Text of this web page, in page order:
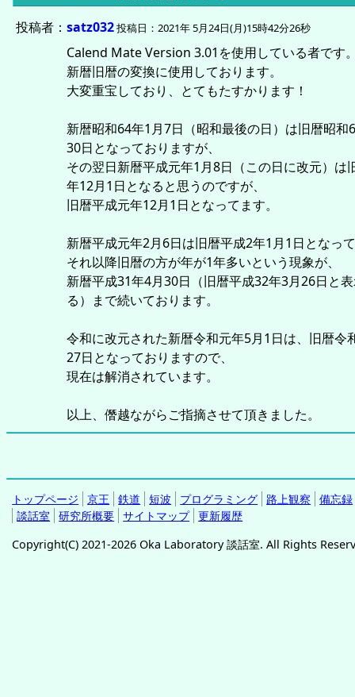
投稿者： satz032投稿日：2021年 5月24日(月)15時42分26秒
Calend Mate Version 3.01を使用している者です
新暦旧暦の変換に使用しております。
大変重宝しており、とてもたすかります！
新暦昭和64年1月7日（昭和最後の日）は旧暦昭和
30日となっておりますが、
その翌日新暦平成元年1月8日（この日に改元）は
年12月1日となると思うのですが、
旧暦平成元年12月1日となってます。
新暦平成元年2月6日は旧暦平成2年1月1日となっ
それ以降旧暦の方が年が1年多いという現象が、
新暦平成31年4月30日（旧暦平成32年3月26日と
る）まで続いております。
令和に改元された新暦令和元年5月1日は、旧暦令
27日となっておりますので、
現在は解消されています。
以上、僭越ながらご指摘させて頂きました。
トップページ 京王 鉄道 短波 プログラミング 路上観察
備忘録
談話室
研究所概要 サイトマップ 更新履歴
Copyright(C) 2021-2026 Oka Laboratory 談話室. All Rights